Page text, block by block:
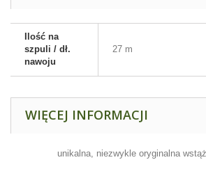
Ilość na
szpuli / dł.
nawoju
27 m
WIĘCEJ INFORMACJI
unikalna, niezwykle oryginalna